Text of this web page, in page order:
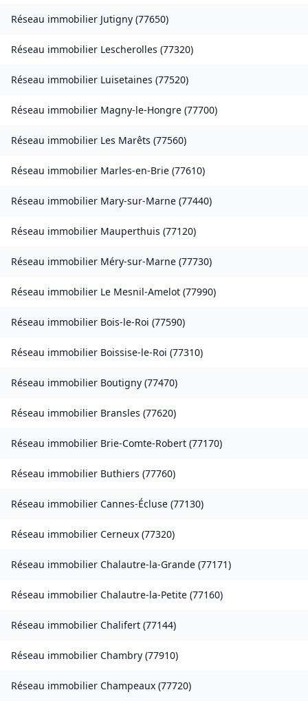
Réseau immobilier Jutigny (77650)
Réseau immobilier Lescherolles (77320)
Réseau immobilier Luisetaines (77520)
Réseau immobilier Magny-le-Hongre (77700)
Réseau immobilier Les Marêts (77560)
Réseau immobilier Marles-en-Brie (77610)
Réseau immobilier Mary-sur-Marne (77440)
Réseau immobilier Mauperthuis (77120)
Réseau immobilier Méry-sur-Marne (77730)
Réseau immobilier Le Mesnil-Amelot (77990)
Réseau immobilier Bois-le-Roi (77590)
Réseau immobilier Boissise-le-Roi (77310)
Réseau immobilier Boutigny (77470)
Réseau immobilier Bransles (77620)
Réseau immobilier Brie-Comte-Robert (77170)
Réseau immobilier Buthiers (77760)
Réseau immobilier Cannes-Écluse (77130)
Réseau immobilier Cerneux (77320)
Réseau immobilier Chalautre-la-Grande (77171)
Réseau immobilier Chalautre-la-Petite (77160)
Réseau immobilier Chalifert (77144)
Réseau immobilier Chambry (77910)
Réseau immobilier Champeaux (77720)